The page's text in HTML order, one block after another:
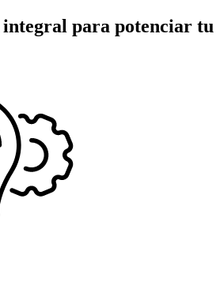
para potenciar tu